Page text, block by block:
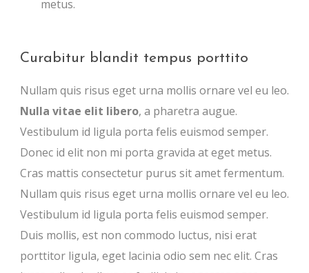
metus.
Curabitur blandit tempus porttito
Nullam quis risus eget urna mollis ornare vel eu leo.
Nulla vitae elit libero, a pharetra augue.
Vestibulum id ligula porta felis euismod semper.
Donec id elit non mi porta gravida at eget metus.
Cras mattis consectetur purus sit amet fermentum.
Nullam quis risus eget urna mollis ornare vel eu leo.
Vestibulum id ligula porta felis euismod semper.
Duis mollis, est non commodo luctus, nisi erat
porttitor ligula, eget lacinia odio sem nec elit. Cras